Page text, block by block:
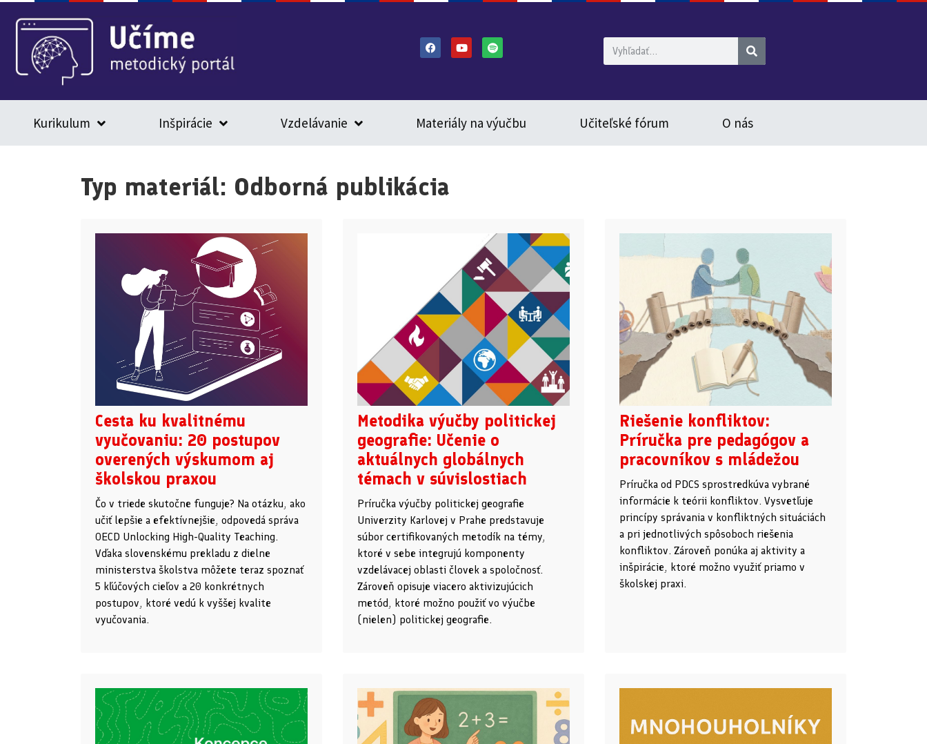
Kurikulum Inšpirácie Vzdelávanie Materiály na výučbu Učiteľské fórum O nás
Typ materiál: Odborná publikácia
Cesta ku kvalitnému
vyučovaniu: 20 postupov
overených výskumom aj
školskou praxou
Čo v triede skutočne funguje? Na otázku, ako
učiť lepšie a efektívnejšie, odpovedá správa
OECD Unlocking High-Quality Teaching.
Vďaka slovenskému prekladu z dielne
ministerstva školstva môžete teraz spoznať
5 kľúčových cieľov a 20 konkrétnych
postupov, ktoré vedú k vyššej kvalite
vyučovania.
Metodika výučby politickej
geografie: Učenie o
aktuálnych globálnych
témach v súvislostiach
Príručka výučby politickej geografie
Univerzity Karlovej v Prahe predstavuje
súbor certifikovaných metodík na témy,
ktoré v sebe integrujú komponenty
vzdelávacej oblasti človek a spoločnosť.
Zároveň opisuje viacero aktivizujúcich
metód, ktoré možno použiť vo výučbe
(nielen) politickej geografie.
Riešenie konfliktov:
Príručka pre pedagógov a
pracovníkov s mládežou
Príručka od PDCS sprostredkúva vybrané
informácie k teórii konfliktov. Vysvetľuje
princípy správania v konfliktných situáciách
a pri jednotlivých spôsoboch riešenia
konfliktov. Zároveň ponúka aj aktivity a
inšpirácie, ktoré možno využiť priamo v
školskej praxi.